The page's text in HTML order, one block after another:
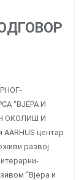
“ВЈЕРА И
ОКОЛИШ И
центар
развој
“Вјера и